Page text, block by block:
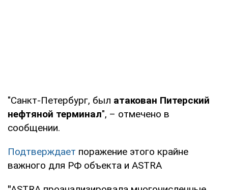
"Санкт-Петербург, был атакован Питерский
нефтяной терминал", – отмечено в
сообщении.
Подтверждает поражение этого крайне
важного для РФ объекта и ASTRA